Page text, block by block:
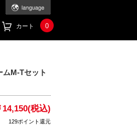
カート 0
M-Tセット
14,150(税込)
129ポイント還元